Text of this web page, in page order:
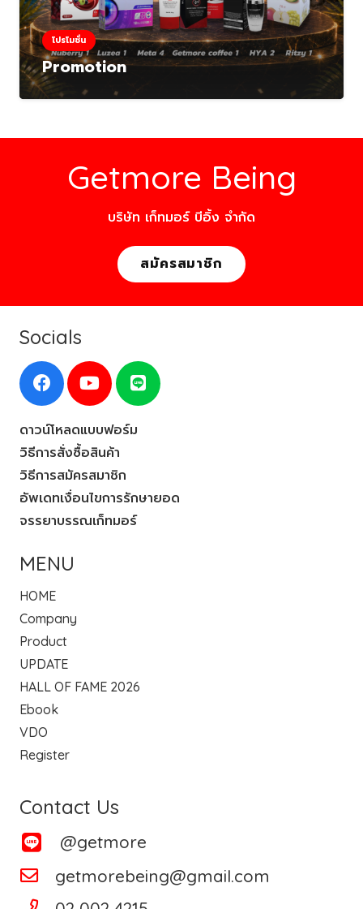
โปรโมชั่น
Promotion
Getmore Being
บริษัท เก็ทมอร์ บีอิ้ง จำกัด
สมัครสมาชิก
Socials
ดาวน์โหลดแบบฟอร์ม
วิธีการสั่งซื้อสินค้า
วิธีการสมัครสมาชิก
อัพเดทเงื่อนไขการรักษายอด
จรรยาบรรณเก็ทมอร์
MENU
HOME
Company
Product
UPDATE
HALL OF FAME 2026
Ebook
VDO
Register
Contact Us
@getmore
getmorebeing@gmail.com